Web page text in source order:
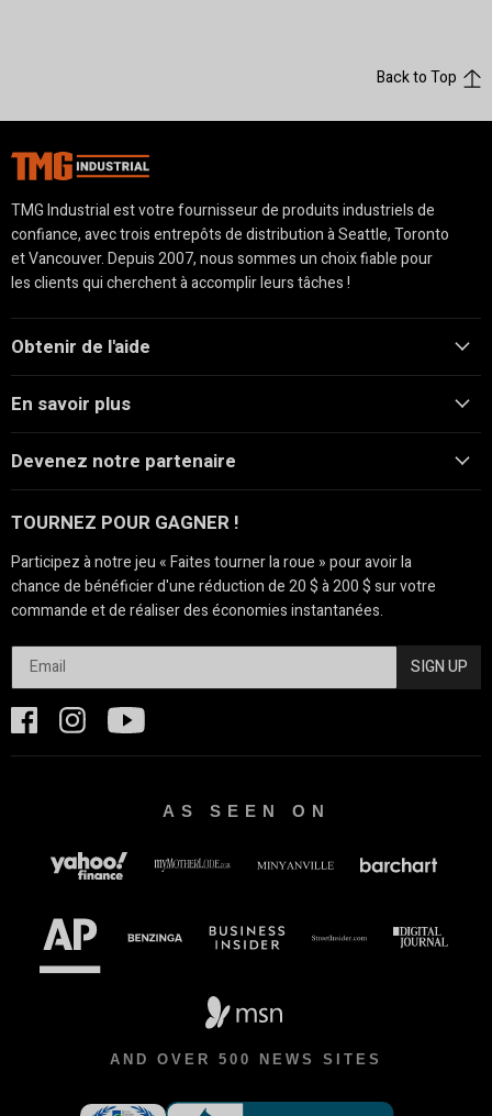
Back to Top
TMG Industrial est votre fournisseur de produits industriels de
confiance, avec trois entrepôts de distribution à Seattle, Toronto
et Vancouver. Depuis 2007, nous sommes un choix fiable pour
les clients qui cherchent à accomplir leurs tâches !
Obtenir de l'aide
En savoir plus
Devenez notre partenaire
TOURNEZ POUR GAGNER !
Participez à notre jeu « Faites tourner la roue » pour avoir la
chance de bénéficier d'une réduction de 20 $ à 200 $ sur votre
commande et de réaliser des économies instantanées.
SIGN UP
AS SEEN ON
AND OVER 500 NEWS SITES